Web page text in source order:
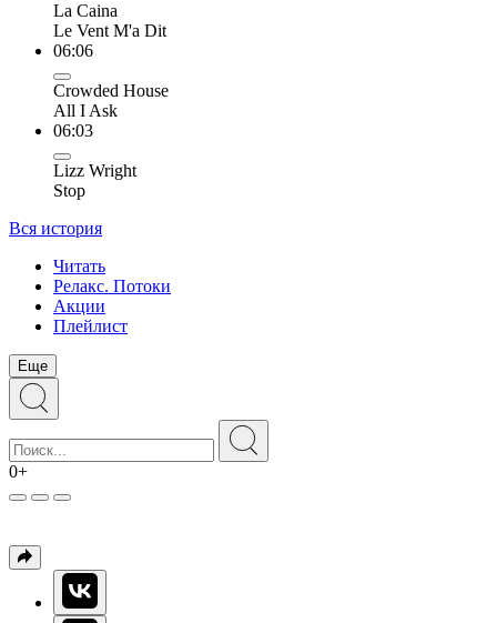
La Caina
Le Vent M'a Dit
06:06
Crowded House
All I Ask
06:03
Lizz Wright
Stop
Вся история
Читать
Релакс. Потоки
Акции
Плейлист
Еще
0+